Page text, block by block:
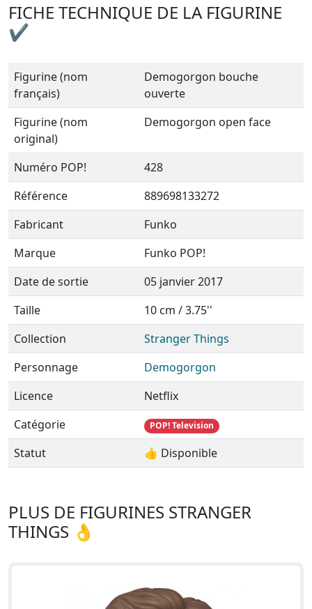
FICHE TECHNIQUE DE LA FIGURINE
✔
Figurine (nom
français)
Demogorgon bouche
ouverte
Figurine (nom
original)
Demogorgon open face
Numéro POP!
428
Référence
889698133272
Fabricant
Funko
Marque
Funko POP!
Date de sortie
05 janvier 2017
Taille
10 cm / 3.75''
Collection
Stranger Things
Personnage
Demogorgon
Licence
Netflix
Catégorie
POP! Television
Statut 👍 Disponible
PLUS DE FIGURINES STRANGER
THINGS 👌